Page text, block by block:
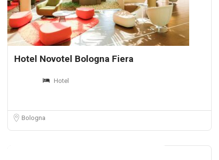
Hotel Novotel Bologna Fiera
Hotel
Bologna